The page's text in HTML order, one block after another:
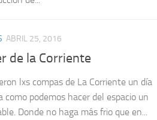
ABRIL 25, 2016
de la Corriente
lxs compas de La Corriente un día
como podemos hacer del espacio un
Donde no haga más frio que en...